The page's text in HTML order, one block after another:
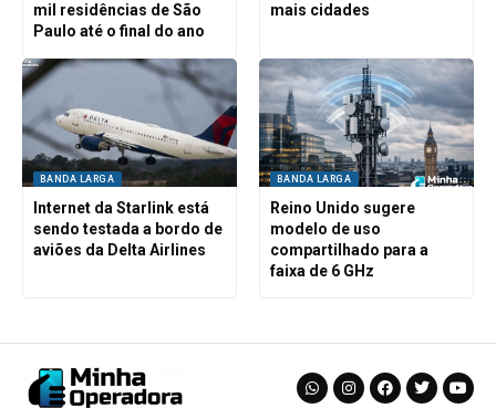
mil residências de São
Paulo até o final do ano
mais cidades
BANDA LARGA
Internet da Starlink está
sendo testada a bordo de
aviões da Delta Airlines
BANDA LARGA
Reino Unido sugere
modelo de uso
compartilhado para a
faixa de 6 GHz